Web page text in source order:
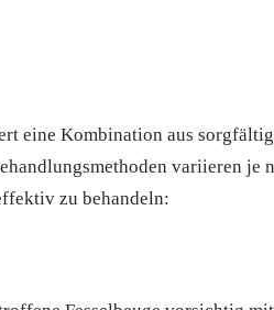
eine Kombination aus
variieren je
zu behandeln: